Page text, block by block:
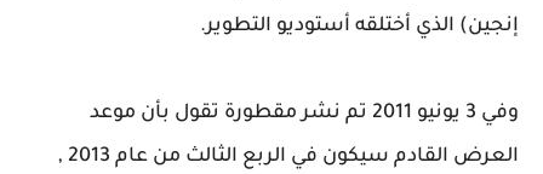
إنجين) الذي أختلقه أستوديو التطوير.
وفي 3 يونيو 2011 تم نشر مقطورة تقول بأن موعد
العرض القادم سيكون في الربع الثالث من عام 2013 ,